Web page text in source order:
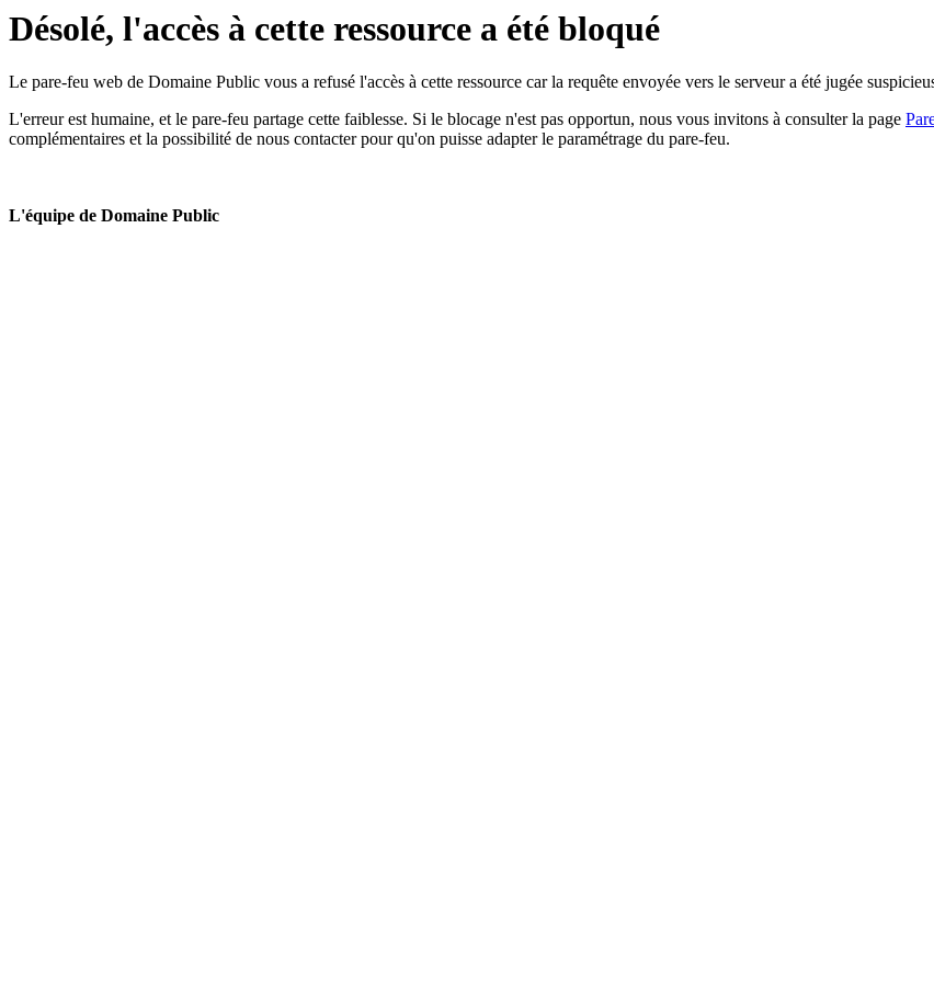
Désolé, l'accès à cette ressource a été bloqué
Le pare-feu web de Domaine Public vous a refusé l'accès à cette ressource car la requête envoyée vers le serveur a été jugée
L'erreur est humaine, et le pare-feu partage cette faiblesse. Si le blocage n'est pas opportun, nous vous invitons à consulter la page
complémentaires et la possibilité de nous contacter pour qu'on puisse adapter le paramétrage du pare-feu.
L'équipe de Domaine Public